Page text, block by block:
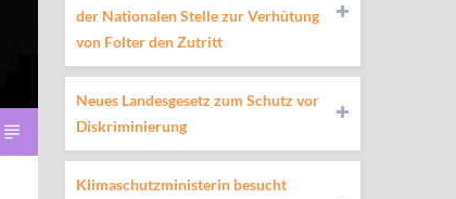
der Nationalen Stelle zur Verhütung
von Folter den Zutritt
Neues Landesgesetz zum Schutz vor
Diskriminierung
Klimaschutzministerin besucht